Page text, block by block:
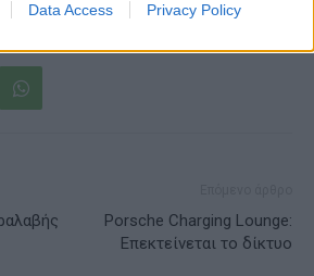
Data Access Privacy Policy
Porsche Charging Lounge:
Επεκτείνεται το δίκτυο